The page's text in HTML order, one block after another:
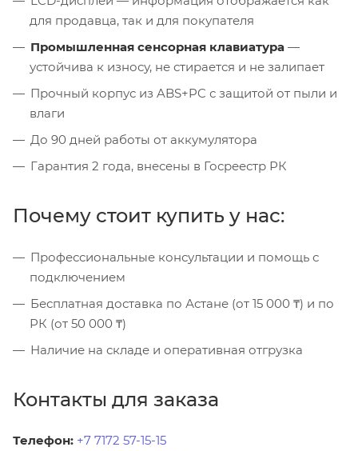
для продавца, так и для покупателя
Промышленная сенсорная клавиатура —
устойчива к износу, не стирается и не залипает
Прочный корпус из ABS+PC с защитой от пыли и
влаги
До 90 дней работы от аккумулятора
Гарантия 2 года, внесены в Госреестр РК
Почему стоит купить у нас:
Профессиональные консультации и помощь с
подключением
Бесплатная доставка по Астане (от 15 000 ₸) и по
РК (от 50 000 ₸)
Наличие на складе и оперативная отгрузка
Контакты для заказа
Телефон: +7 7172 57-15-15